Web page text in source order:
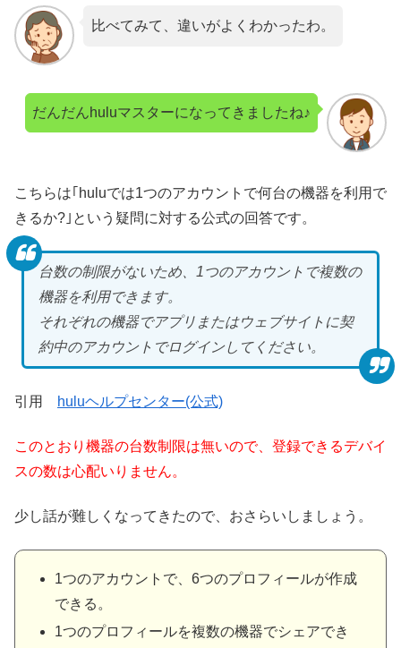
比べてみて、違いがよくわかったわ。
だんだんhuluマスターになってきましたね♪
こちらは｢huluでは1つのアカウントで何台の機器を利用で
きるか?｣という疑問に対する公式の回答です。
台数の制限がないため、1つのアカウントで複数の
機器を利用できます。
それぞれの機器でアプリまたはウェブサイトに契
約中のアカウントでログインしてください。
引用 huluヘルプセンター(公式)
このとおり機器の台数制限は無いので、登録できるデバイ
スの数は心配いりません。
少し話が難しくなってきたので、おさらいしましょう。
1つのアカウントで、6つのプロフィールが作成
できる。
1つのプロフィールを複数の機器でシェアでき